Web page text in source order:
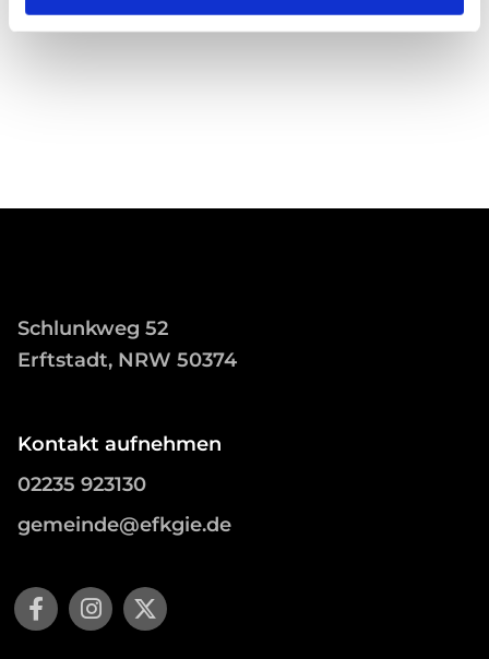
Schlunkweg 52
Erftstadt, NRW 50374
Kontakt aufnehmen
02235 923130
gemeinde@efkgie.de